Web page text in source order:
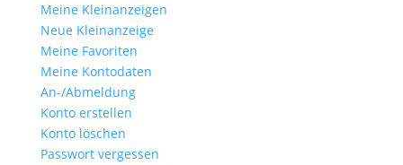
Meine Kleinanzeigen
Neue Kleinanzeige
Meine Favoriten
Meine Kontodaten
An-/Abmeldung
Konto erstellen
Konto löschen
Passwort vergessen